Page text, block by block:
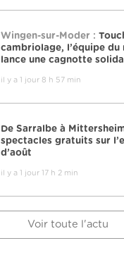
Wingen-sur-Moder :
cambriolage, l’équipe du
lance une cagnotte
il y a 1 jour 8 h 57 min
De Sarralbe à
spectacles gratuits sur
d’août
il y a 1 jour 17 h 2 min
Voir toute l'actu